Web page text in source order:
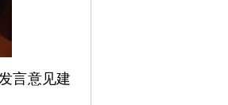
言意见建